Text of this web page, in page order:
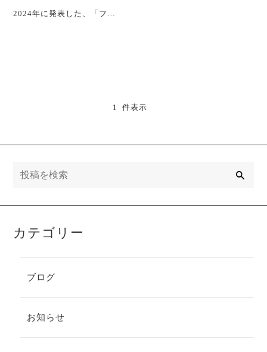
用ジュエリー
2024年に発表した、「フォ
1 件表示
カテゴリー
ブログ
お知らせ